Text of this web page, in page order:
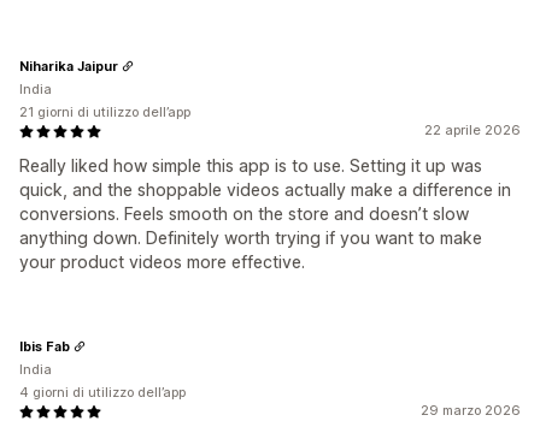
22 aprile 2026
Really liked how simple this app is to use. Setting it up was
quick, and the shoppable videos actually make a difference in
conversions. Feels smooth on the store and doesn’t slow
anything down. Definitely worth trying if you want to make
your product videos more effective.
Niharika Jaipur
India
21 giorni di utilizzo dell’app
29 marzo 2026
Ibis Fab
India
4 giorni di utilizzo dell’app